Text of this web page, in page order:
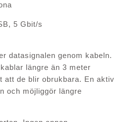
5 Gbit/s
datasignalen genom kabeln.
längre än 3 meter
att de blir obrukbara. En aktiv
och möjliggör längre